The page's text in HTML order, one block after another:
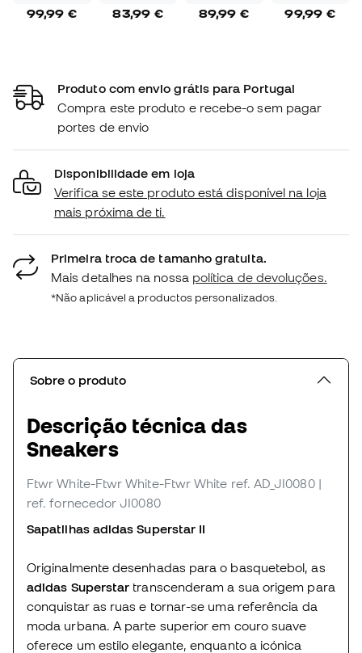
99,99 € 83,99 € 89,99 € 99,99 €
Produto com envio grátis para Portugal
Compra este produto e recebe-o sem pagar
portes de envio
Disponibilidade em loja
Verifica se este produto está disponível na loja
mais próxima de ti.
Primeira troca de tamanho gratuita.
Mais detalhes na nossa política de devoluções.
*Não aplicável a productos personalizados.
Sobre o produto
Descrição técnica das
Sneakers
Ftwr White-Ftwr White-Ftwr White ref. AD_JI0080 |
ref. fornecedor JI0080
Sapatilhas adidas Superstar II
Originalmente desenhadas para o basquetebol, as
adidas Superstar transcenderam a sua origem para
conquistar as ruas e tornar-se uma referência da
moda urbana. A parte superior em couro suave
oferece um estilo elegante, enquanto a icónica